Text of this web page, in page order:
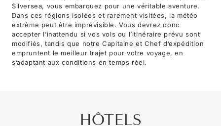
Silversea, vous embarquez pour une véritable aventure.
Dans ces régions isolées et rarement visitées, la météo
extrême peut être imprévisible. Vous devrez donc
accepter l’inattendu si vos vols ou l’itinéraire prévu sont
modifiés, tandis que notre Capitaine et Chef d’expédition
empruntent le meilleur trajet pour votre voyage, en
s’adaptant aux conditions en temps réel.
HÔTELS